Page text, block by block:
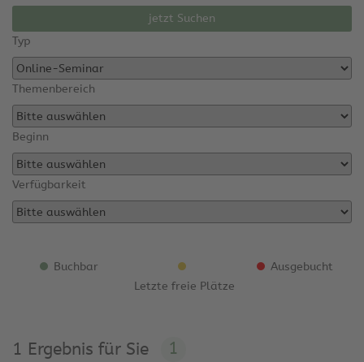
jetzt Suchen
Typ
Themenbereich
Beginn
Verfügbarkeit
Buchbar
Letzte freie Plätze
Ausgebucht
1 Ergebnis für Sie 1